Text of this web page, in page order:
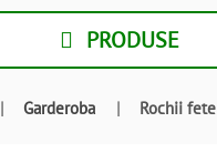
PRODUSE
| Garderoba | Rochii fete